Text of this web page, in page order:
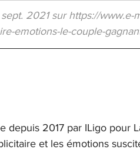
2021 sur https://www.e-
emotions-le-couple-
depuis 2017 par ILigo pour
et les émotions